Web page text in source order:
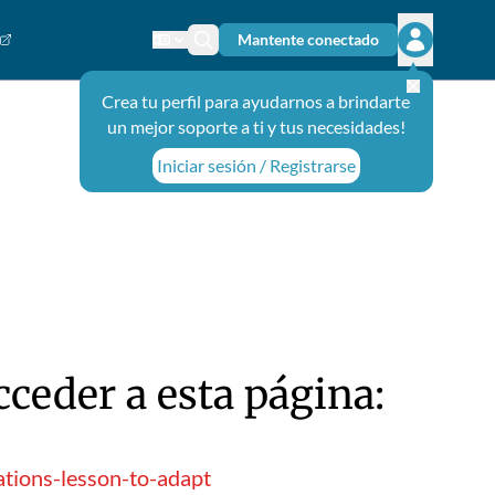
Cambiar el idioma
Ícono de búsqueda
Mantente conectado
Abrir el
Crea tu perfil para ayudarnos a brindarte
un mejor soporte a ti y tus necesidades!
Iniciar sesión / Registrarse
a esta página:
lesson-to-adapt